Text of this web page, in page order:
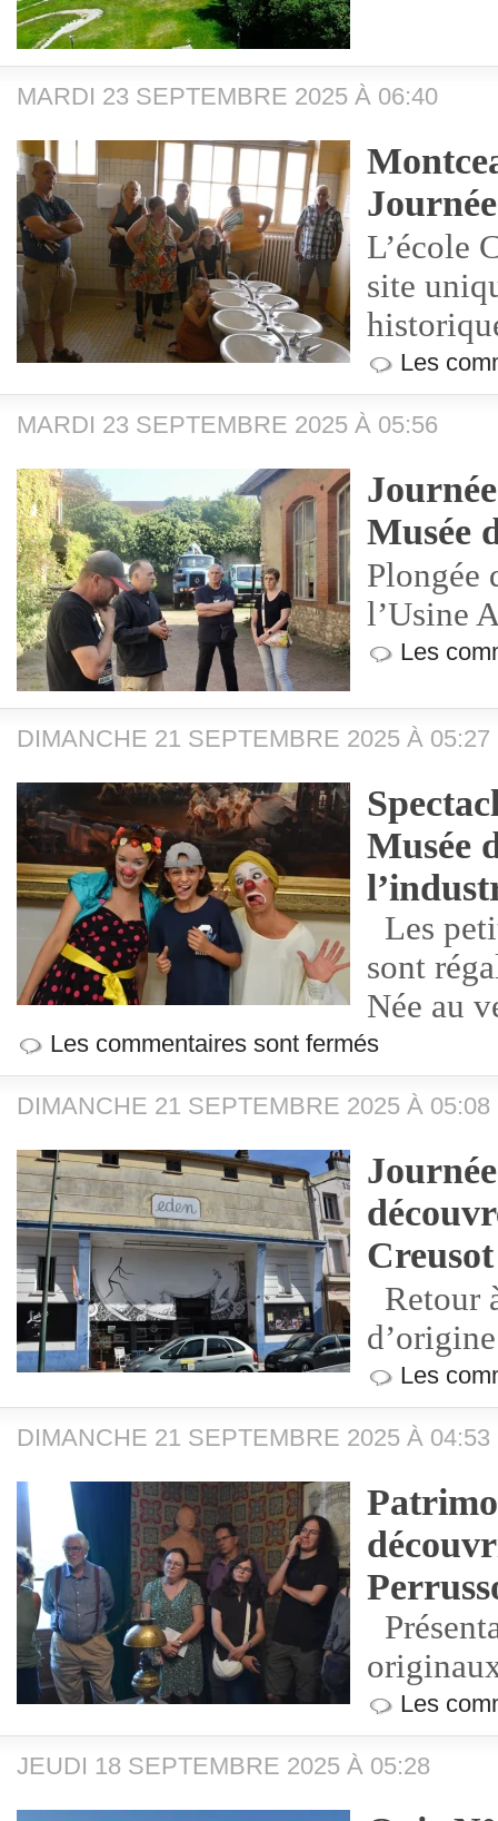
MARDI 23 SEPTEMBRE 2025 À 06:40
L’école
site
Les
MARDI 23 SEPTEMBRE 2025 À 05:56
Musée
Plongée
l’Usine
Les
DIMANCHE 21 SEPTEMBRE 2025 À 05:27
Musée
Les
sont
Née au
Les commentaires sont fermés
DIMANCHE 21 SEPTEMBRE 2025 À 05:08
Creusot
Retour
Les
DIMANCHE 21 SEPTEMBRE 2025 À 04:53
Les
JEUDI 18 SEPTEMBRE 2025 À 05:28